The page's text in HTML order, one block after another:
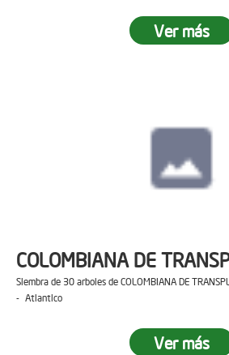
Ver más
COLOMBIANA DE
Siembra de 30 arboles de COLOMBIANA DE
- Atlantico
Ver más